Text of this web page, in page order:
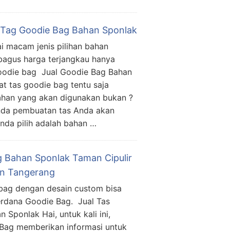
Goodie Bag Bahan Sponlak
macam jenis pilihan bahan
harga terjangkau hanya
bag Jual Goodie Bag Bahan
tas goodie bag tentu saja
yang akan digunakan bukan ?
pembuatan tas Anda akan
pilih adalah bahan …
Bahan Sponlak Taman Cipulir
Tangerang
dengan desain custom bisa
Goodie Bag. Jual Tas
Sponlak Hai, untuk kali ini,
memberikan informasi untuk